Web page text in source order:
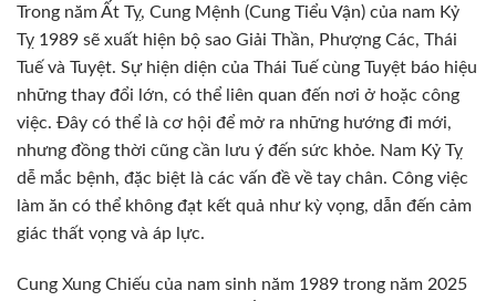
Trong năm Ất Tỵ, Cung Mệnh (Cung Tiểu Vận) của nam Kỷ
Tỵ 1989 sẽ xuất hiện bộ sao Giải Thần, Phượng Các, Thái
Tuế và Tuyệt. Sự hiện diện của Thái Tuế cùng Tuyệt báo hiệu
những thay đổi lớn, có thể liên quan đến nơi ở hoặc công
việc. Đây có thể là cơ hội để mở ra những hướng đi mới,
nhưng đồng thời cũng cần lưu ý đến sức khỏe. Nam Kỷ Tỵ
dễ mắc bệnh, đặc biệt là các vấn đề về tay chân. Công việc
làm ăn có thể không đạt kết quả như kỳ vọng, dẫn đến cảm
giác thất vọng và áp lực.
Cung Xung Chiếu của nam sinh năm 1989 trong năm 2025